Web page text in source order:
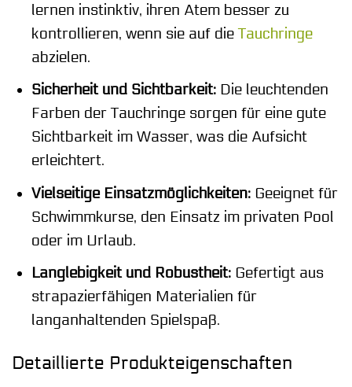
lernen instinktiv, ihren Atem besser zu
kontrollieren, wenn sie auf dieTauchringe
abzielen.
Sicherheit und Sichtbarkeit:Die leuchtenden
Farben der Tauchringe sorgen für eine gute
Sichtbarkeit im Wasser, was die Aufsicht
erleichtert.
Vielseitige Einsatzmöglichkeiten:Geeignet für
Schwimmkurse, den Einsatz im privaten Pool
oder im Urlaub.
Langlebigkeit und Robustheit:Gefertigt aus
strapazierfähigen Materialien für
langanhaltenden Spielspaß.
Detaillierte Produkteigenschaften